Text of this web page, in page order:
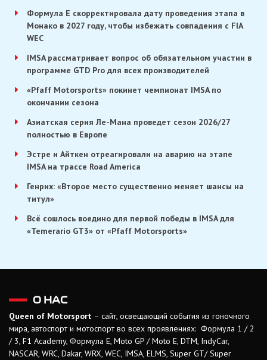
Формула E скорректировала дату проведения этапа в
Монако в 2027 году, чтобы избежать совпадения с FIA
WEC
IMSA рассматривает вопрос об обязательном участии в
программе GTD Pro для всех производителей
«Pfaff Motorsports» покинет чемпионат IMSA по
окончании сезона
Азиатская серия Ле-Мана проведет сезон 2026/27
полностью в Европе
Эстре и Айткен отреагировали на аварию на этапе
IMSA на трассе Road America
Генрих: «Второе место существенно меняет шансы на
титул»
Всё сошлось воедино для первой победы в IMSA для
«Temerario GT3» от «Pfaff Motorsports»
О НАС
Queen of Motorsport – сайт, освещающий события из гоночного
мира, автоспорт и мотоспорт во всех проявлениях: Формула 1 / 2
/ 3, F1 Academy, Формула Е, Moto GP / Moto E, DTM, IndyCar,
NASCAR, WRC, Dakar, WRX, WEC, IMSA, ELMS, Super GT/ Super